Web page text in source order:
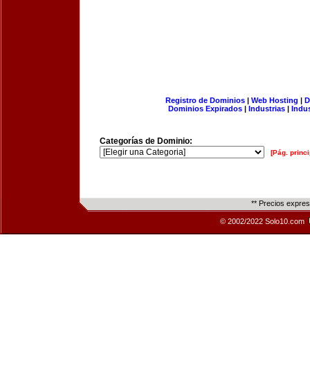
Registro de Dominios| Web Hosting |
Dominios Expirados | Industrias |
Categorías de Dominio:
[Pág.
** Precios
© 2002/2022 Solo10.com